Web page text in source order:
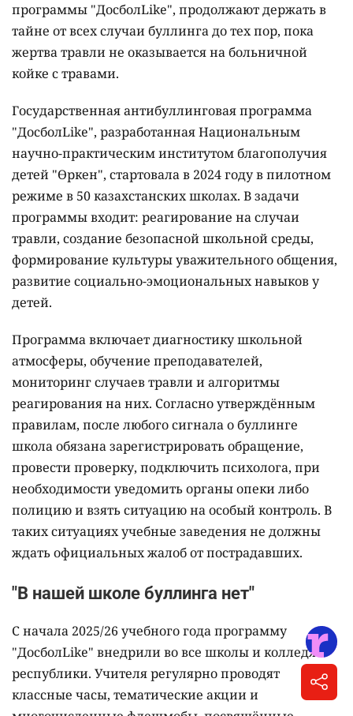
программы "ДосболLike", продолжают держать в
тайне от всех случаи буллинга до тех пор, пока
жертва травли не оказывается на больничной
койке с травами.
Государственная антибуллинговая программа
"ДосболLike", разработанная Национальным
научно-практическим институтом благополучия
детей "Өркен", стартовала в 2024 году в пилотном
режиме в 50 казахстанских школах. В задачи
программы входит: реагирование на случаи
травли, создание безопасной школьной среды,
формирование культуры уважительного общения,
развитие социально-эмоциональных навыков у
детей.
Программа включает диагностику школьной
атмосферы, обучение преподавателей,
мониторинг случаев травли и алгоритмы
реагирования на них. Согласно утверждённым
правилам, после любого сигнала о буллинге
школа обязана зарегистрировать обращение,
провести проверку, подключить психолога, при
необходимости уведомить органы опеки либо
полицию и взять ситуацию на особый контроль. В
таких ситуациях учебные заведения не должны
ждать официальных жалоб от пострадавших.
"В нашей школе буллинга нет"
С начала 2025/26 учебного года программу
"ДосболLike" внедрили во все школы и колледжи
республики. Учителя регулярно проводят
классные часы, тематические акции и